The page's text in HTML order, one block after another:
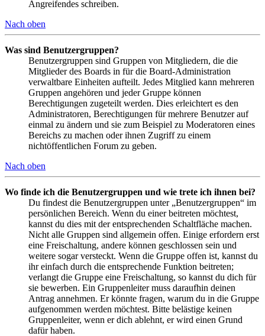
Angreifendes schreiben.
Nach oben
Was sind Benutzergruppen?
Benutzergruppen sind Gruppen von Mitgliedern, die die
Mitglieder des Boards in für die Board-Administration
verwaltbare Einheiten aufteilt. Jedes Mitglied kann mehreren
Gruppen angehören und jeder Gruppe können
Berechtigungen zugeteilt werden. Dies erleichtert es den
Administratoren, Berechtigungen für mehrere Benutzer auf
einmal zu ändern und sie zum Beispiel zu Moderatoren eines
Bereichs zu machen oder ihnen Zugriff zu einem
nichtöffentlichen Forum zu geben.
Nach oben
Wo finde ich die Benutzergruppen und wie trete ich ihnen bei?
Du findest die Benutzergruppen unter „Benutzergruppen“ im
persönlichen Bereich. Wenn du einer beitreten möchtest,
kannst du dies mit der entsprechenden Schaltfläche machen.
Nicht alle Gruppen sind allgemein offen. Einige erfordern erst
eine Freischaltung, andere können geschlossen sein und
weitere sogar versteckt. Wenn die Gruppe offen ist, kannst du
ihr einfach durch die entsprechende Funktion beitreten;
verlangt die Gruppe eine Freischaltung, so kannst du dich für
sie bewerben. Ein Gruppenleiter muss daraufhin deinen
Antrag annehmen. Er könnte fragen, warum du in die Gruppe
aufgenommen werden möchtest. Bitte belästige keinen
Gruppenleiter, wenn er dich ablehnt, er wird einen Grund
dafür haben.